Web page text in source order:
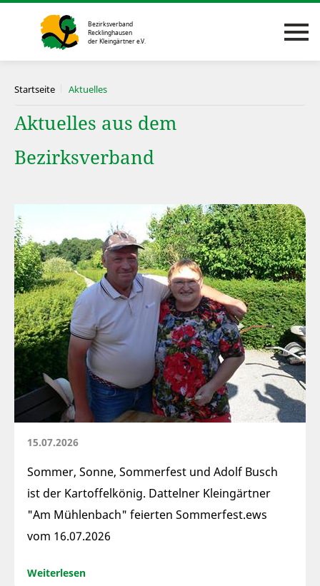
Startseite Aktuelles
Aktuelles aus dem
Bezirksverband
15.07.2026
Sommer, Sonne, Sommerfest und Adolf Busch
ist der Kartoffelkönig. Dattelner Kleingärtner
"Am Mühlenbach" feierten Sommerfest.ews
vom 16.07.2026
Weiterlesen